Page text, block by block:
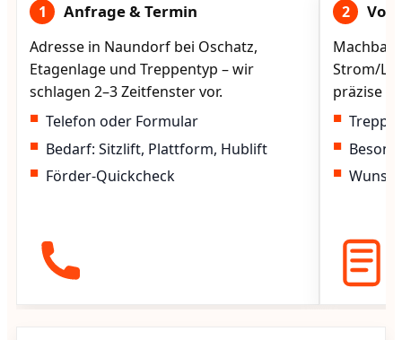
1 Anfrage & Termin
Adresse in Naundorf bei Oschatz,
Etagenlage und Treppentyp – wir
schlagen 2–3 Zeitfenster vor.
Telefon oder Formular
Bedarf: Sitzlift, Plattform, Hublift
Förder-Quickcheck
2
Strom/
präzise